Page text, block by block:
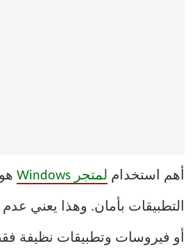
أهم استخدام لمتجر Windows
التطبيقات بأمان. وهذا يعني
أو فيروسات وتطبيقات نظيفة